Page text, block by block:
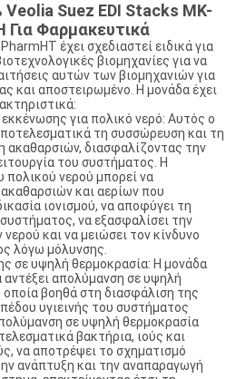
Suez EDI Stacks MK-
Για Φαρμακευτικά
έχει σχεδιαστεί ειδικά για
βιομηχανίες για να
αυτών των βιομηχανιών για
και αποστειρωμένο. Η μονάδα έχει
για πολικό νερό‌: Αυτός ο
τη συσσώρευση και τη
ακαθαρσιών, διασφαλίζοντας την
του συστήματος. Η
νερού μπορεί να
και αερίων που
ιονισμού, να αποφύγει τη
να εξασφαλίσει την
και να μειώσει τον κίνδυνο
λόγω μόλυνσης‌.
σε υψηλή θερμοκρασία‌: Η μονάδα
απολύμανση σε υψηλή
βοηθά στη διασφάλιση της
υγιεινής του συστήματος
σε υψηλή θερμοκρασία
βακτήρια, ιούς και
να αποτρέψει το σχηματισμό
ανάπτυξη και την αναπαραγωγή